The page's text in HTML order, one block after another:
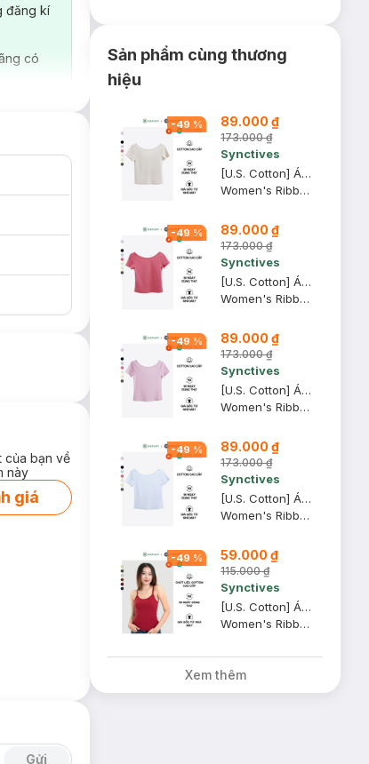
đăng kí
có
của bạn về
này
giá
Gửi
Sản phẩm cùng thương
hiệu
-49 % 89.000 ₫
173.000 ₫
Synctives
[U.S. Cotton] Áo Thun Nữ Cổ Thuyền Synctives Slim Fit, Be Sữa, M - CWTS0013
Women's Ribbed U-neck Low Back T-shirt
-49 % 89.000 ₫
173.000 ₫
Synctives
[U.S. Cotton] Áo Thun Nữ Cổ Thuyền Synctives Slim Fit, Hồng Mận, M - CWTS0013
Women's Ribbed U-neck Low Back T-shirt
-49 % 89.000 ₫
173.000 ₫
Synctives
[U.S. Cotton] Áo Thun Nữ Cổ Thuyền Synctives Slim Fit, Hồng Phấn, L - CWTS0013
Women's Ribbed U-neck Low Back T-shirt
-49 % 89.000 ₫
173.000 ₫
Synctives
[U.S. Cotton] Áo Thun Nữ Cổ Thuyền Synctives Slim Fit, Trắng, XL - CWTS0013
Women's Ribbed U-neck Low Back T-shirt
-49 % 59.000 ₫
115.000 ₫
Synctives
[U.S. Cotton] Áo Hai Dây Nữ Synctives Slim Fit, Đỏ Samba, XL - CWCA0005
Women's Ribbed Fitted Cami Top
Xem thêm